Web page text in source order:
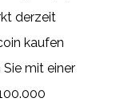
derzeit
kaufen
mit einer